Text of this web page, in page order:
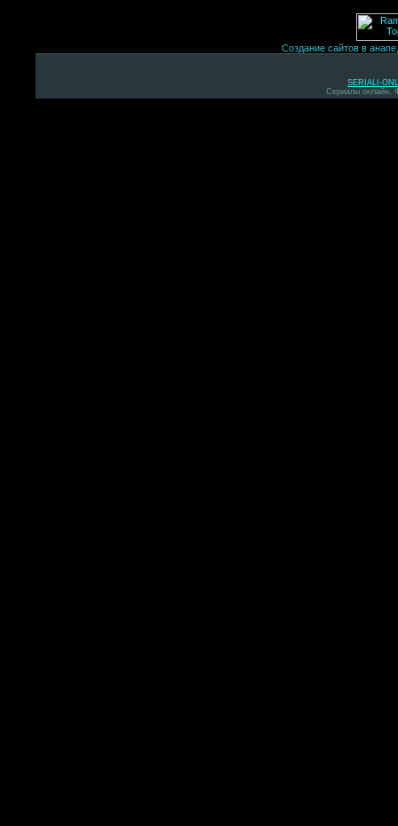
Создание сайтов в
SERIALI-
Сериалы онлайн,